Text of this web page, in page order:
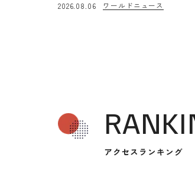
2026.08.06 ワールドニュース
アクセスランキング